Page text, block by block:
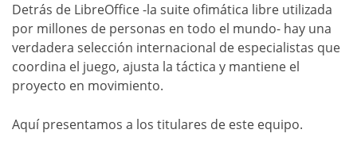
Detrás de LibreOffice -la suite ofimática libre utilizada
por millones de personas en todo el mundo- hay una
verdadera selección internacional de especialistas que
coordina el juego, ajusta la táctica y mantiene el
proyecto en movimiento.
Aquí presentamos a los titulares de este equipo.